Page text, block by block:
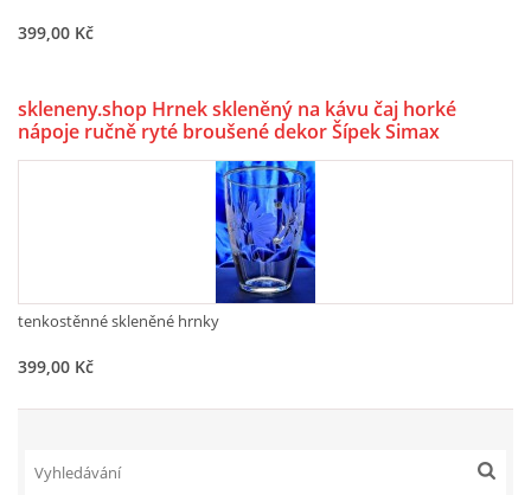
OBCHODNÍ PODMÍNKY, REKLAMAČNÍ ŘÁD I FORMULÁŘ
ESHOP
SKLENĚNÝ SHOP LSG
Martin Gőrner
Prokopa Velikého 535
47301 Nový Bor
© 2026 eStránky.cz Aktualizováno: 5. 6. 2026|
399,00 Kč
skleneny.shop Hrnek skleněný na kávu čaj horké
nápoje ručně ryté broušené dekor Šípek Simax
dárkové balení 7894 400 ml 1 ks.
tenkostěnné skleněné hrnky
399,00 Kč